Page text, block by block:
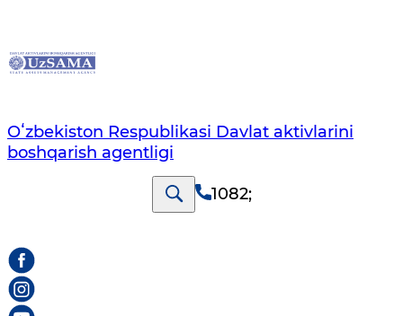
Oʻzbekiston Respublikasi Davlat aktivlarini
boshqarish agentligi
1082;